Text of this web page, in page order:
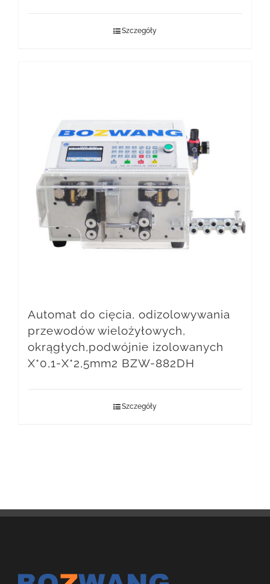
Szczegóły
Automat do cięcia, odizolowywania
przewodów wielożyłowych,
okrągłych,podwójnie izolowanych
X*0,1-X*2,5mm2 BZW-882DH
Szczegóły